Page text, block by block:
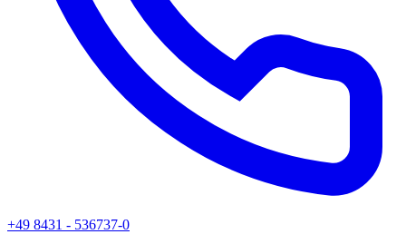
+49 8431 - 536737-0